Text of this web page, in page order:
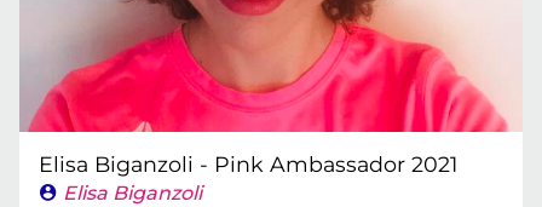
Elisa Biganzoli - Pink Ambassador 2021
Elisa Biganzoli